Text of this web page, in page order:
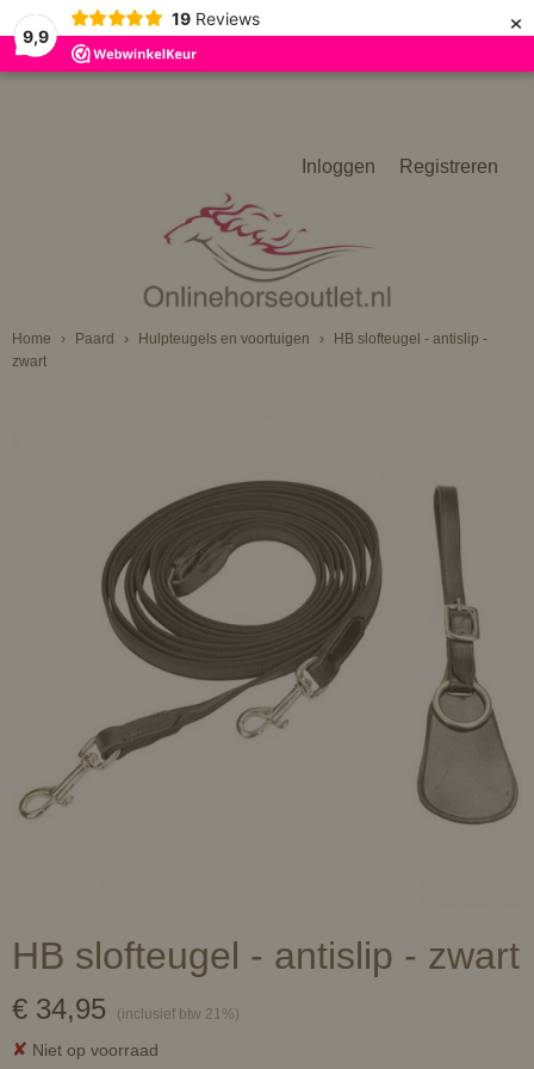
9,9
19 Reviews ×
Inloggen Registreren
Home › Paard › Hulpteugels en voortuigen ›
HB slofteugel - antislip -
zwart
HB slofteugel - antislip - zwart
€ 34,95 (inclusief btw 21%)
✘ Niet op voorraad